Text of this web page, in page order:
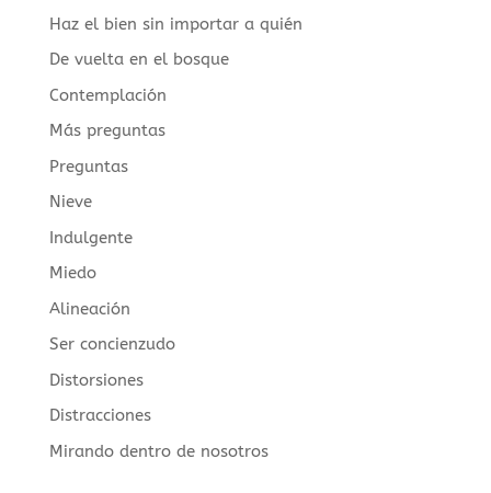
Haz el bien sin importar a quién
De vuelta en el bosque
Contemplación
Más preguntas
Preguntas
Nieve
Indulgente
Miedo
Alineación
Ser concienzudo
Distorsiones
Distracciones
Mirando dentro de nosotros